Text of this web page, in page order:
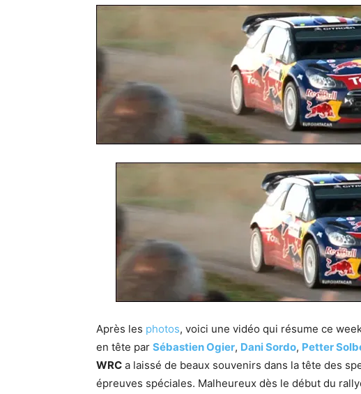
Après les photos, voici une vidéo qui résume ce
en tête par Sébastien Ogier, Dani Sordo, Petter
WRC a laissé de beaux souvenirs dans la tête des
épreuves spéciales. Malheureux dès le début du